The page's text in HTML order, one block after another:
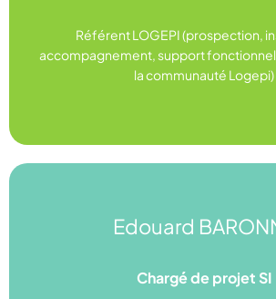
Référent LOGEPI (prospection,
accompagnement, support
la communauté Logepi)
Linkedin
Edouard
Chargé de projet SI